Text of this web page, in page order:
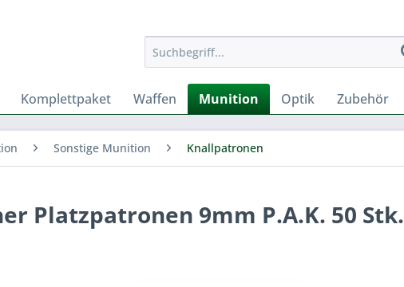
Komplettpaket Waffen Munition Optik Zubehör
Sonstige Munition Knallpatronen
Platzpatronen 9mm P.A.K. 50 Stk.